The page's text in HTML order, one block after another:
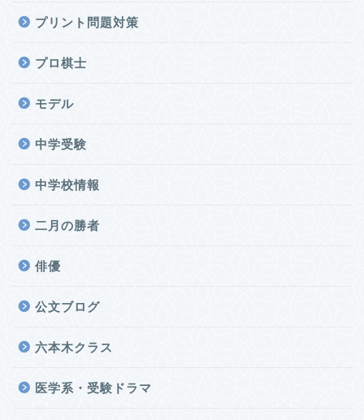
プリント問題対策
プロ棋士
モデル
中学受験
中学校情報
二月の勝者
俳優
公文ブログ
六本木クラス
医学系・受験ドラマ